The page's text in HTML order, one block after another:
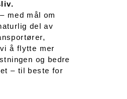
med mål om
del av
å flytte mer
og bedre
– til beste for